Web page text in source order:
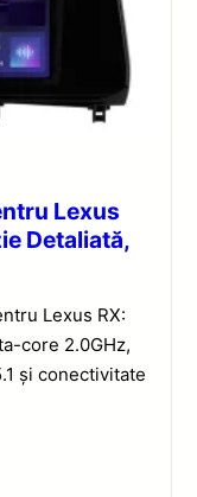
Lexus
Detaliată,
Lexus RX:
core 2.0GHz,
și conectivitate